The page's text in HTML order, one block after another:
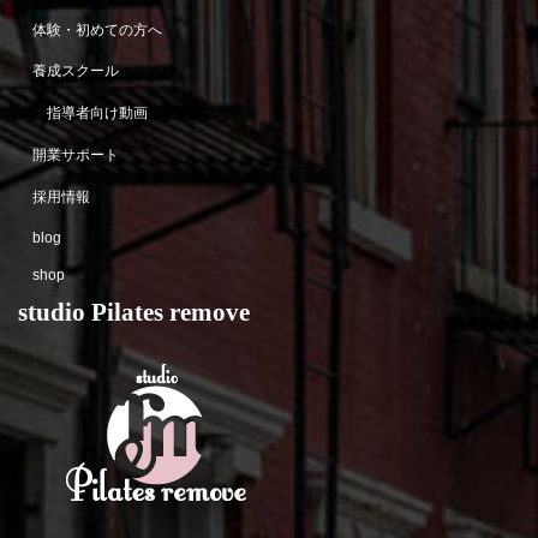
体験・初めての方へ
養成スクール
指導者向け動画
開業サポート
採用情報
blog
shop
studio Pilates remove